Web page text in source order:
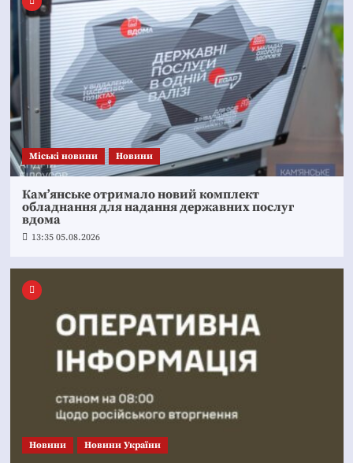
Mіські новини Новини
Кам’янське отримало новий комплект
обладнання для надання державних послуг
вдома
13:35 05.08.2026
Новини Новини України